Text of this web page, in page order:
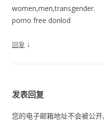
women,men,transgender.
porno free donlod
回复 ↓
发表回复
您的电子邮箱地址不会被公开